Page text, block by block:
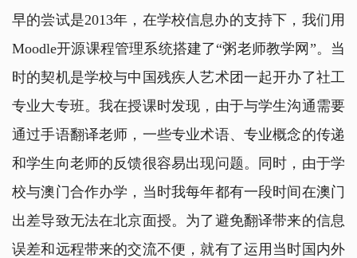
早的尝试是2013年，在学校信息办的支持下，我们用
Moodle开源课程管理系统搭建了“粥老师教学网”。当
时的契机是学校与中国残疾人艺术团一起开办了社工
专业大专班。我在授课时发现，由于与学生沟通需要
通过手语翻译老师，一些专业术语、专业概念的传递
和学生向老师的反馈很容易出现问题。同时，由于学
校与澳门合作办学，当时我每年都有一段时间在澳门
出差导致无法在北京面授。为了避免翻译带来的信息
误差和远程带来的交流不便，就有了运用当时国内外